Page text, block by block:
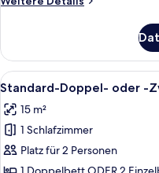
Einzelzimmer
Alle
Fotos
für
Standard-
Doppel-
7
Standard-Doppel- oder -
15 m²
1 Schlafzimmer
Platz für 2 Personen